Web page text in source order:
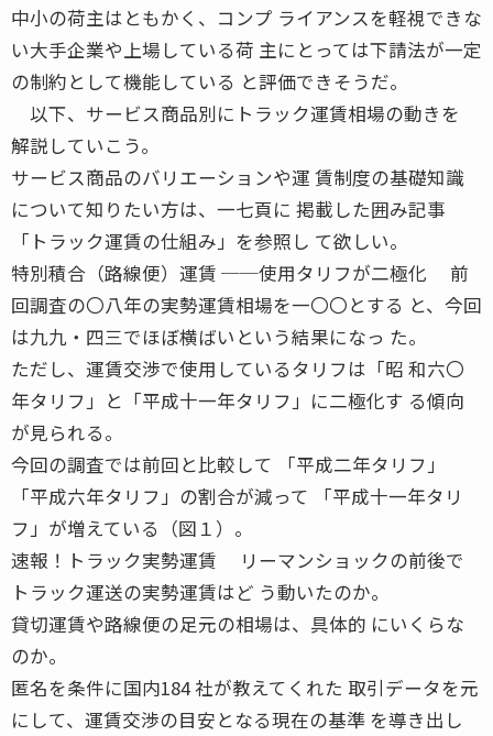
中小の荷主はともかく、コンプ ライアンスを軽視できな
い大手企業や上場している荷 主にとっては下請法が一定
の制約として機能している と評価できそうだ。
以下、サービス商品別にトラック運賃相場の動きを
解説していこう。
サービス商品のバリエーションや運 賃制度の基礎知識
について知りたい方は、一七頁に 掲載した囲み記事
「トラック運賃の仕組み」を参照し て欲しい。
特別積合（路線便）運賃 ──使用タリフが二極化 前
回調査の〇八年の実勢運賃相場を一〇〇とする と、今回
は九九・四三でほぼ横ばいという結果になっ た。
ただし、運賃交渉で使用しているタリフは「昭 和六〇
年タリフ」と「平成十一年タリフ」に二極化す る傾向
が見られる。
今回の調査では前回と比較して 「平成二年タリフ」
「平成六年タリフ」の割合が減って 「平成十一年タリ
フ」が増えている（図１）。
速報！トラック実勢運賃 リーマンショックの前後で
トラック運送の実勢運賃はど う動いたのか。
貸切運賃や路線便の足元の相場は、具体的 にいくらな
のか。
匿名を条件に国内184 社が教えてくれた 取引データを元
にして、運賃交渉の目安となる現在の基準 を導き出し